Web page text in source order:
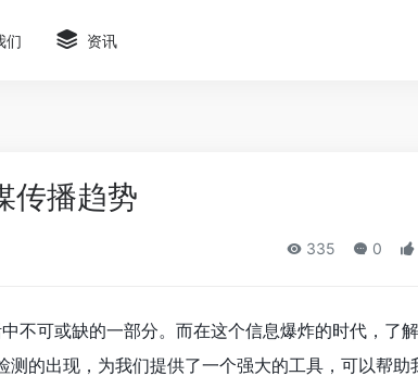
们 资讯
传播趋势
335 0
不可或缺的一部分。而在这个信息爆炸的时代，了
的出现，为我们提供了一个强大的工具，可以帮助